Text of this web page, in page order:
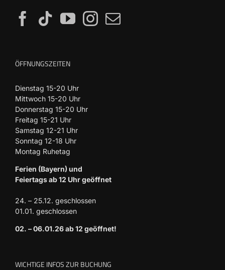
ÖFFNUNGSZEITEN
Dienstag 15-20 Uhr
Mittwoch 15-20 Uhr
Donnerstag 15-20 Uhr
Freitag 15-21 Uhr
Samstag 12-21 Uhr
Sonntag 12-18 Uhr
Montag Ruhetag
Ferien (Bayern) und
Feiertags ab 12 Uhr geöffnet
24. – 25.12. geschlossen
01.01. geschlossen
02. – 06.01.26 ab 12 geöffnet!
WICHTIGE INFOS ZUR BUCHUNG